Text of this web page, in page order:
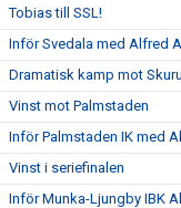
Tobias till SSL!
Inför Svedala med Alfred
Dramatisk kamp mot
Vinst mot Palmstaden
Inför Palmstaden IK med
Vinst i seriefinalen
Inför Munka-Ljungby IBK